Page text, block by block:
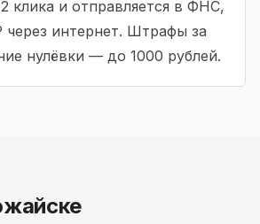
клика и отправляется в ФНС,
интернет. Штрафы за
нулёвки — до 1000 рублей.